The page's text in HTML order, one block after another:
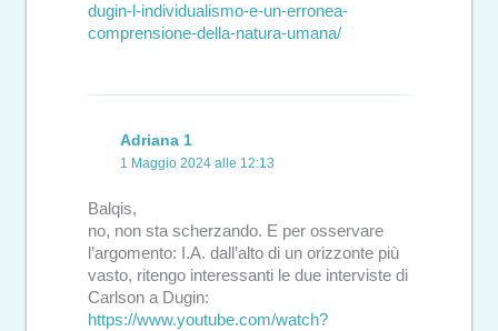
dugin-l-individualismo-e-un-erronea-
comprensione-della-natura-umana/
Adriana 1
1 Maggio 2024 alle 12:13
Balqis,
no, non sta scherzando. E per osservare
l’argomento: I.A. dall’alto di un orizzonte più
vasto, ritengo interessanti le due interviste di
Carlson a Dugin:
https://www.youtube.com/watch?